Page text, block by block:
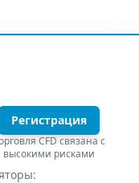
Регистрация
CFD связана с
высокими рисками